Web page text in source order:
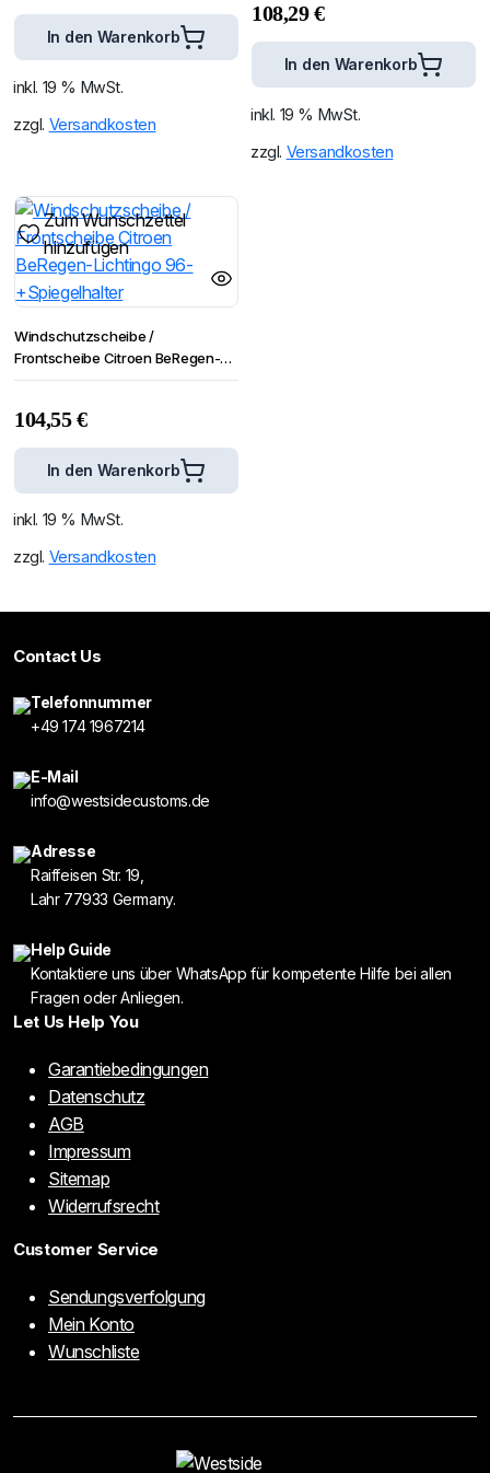
In den Warenkorb
inkl. 19 % MwSt.
zzgl. Versandkosten
108,29€
In den Warenkorb
inkl. 19 % MwSt.
zzgl. Versandkosten
Zum Wunschzettel
hinzufügen
Windschutzscheibe /
Frontscheibe Citroen BeRegen-
Lichtingo 96- +Spiegelhalter
104,55€
In den Warenkorb
inkl. 19 % MwSt.
zzgl. Versandkosten
Contact Us
Telefonnummer
+49 174 1967214
E-Mail
info@westsidecustoms.de
Adresse
Raiffeisen Str. 19,
Lahr 77933 Germany.
Help Guide
Kontaktiere uns über WhatsApp für kompetente Hilfe bei allen
Fragen oder Anliegen.
Let Us Help You
Garantiebedingungen
Datenschutz
AGB
Impressum
Sitemap
Widerrufsrecht
Customer Service
Sendungsverfolgung
Mein Konto
Wunschliste